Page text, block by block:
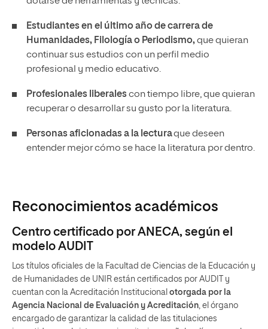
Estudiantes en el último año de carrera de
Humanidades, Filología o Periodismo,que quieran
continuar sus estudios con un perfil medio
profesional y medio educativo.
Profesionales liberalescon tiempo libre, que quieran
recuperar o desarrollar su gusto por la literatura.
Personas aficionadas a la lecturaque deseen
entender mejor cómo se hace la literatura por dentro.
Reconocimientos académicos
Centro certificado por ANECA, según el
modelo AUDIT
Los títulos oficiales de la Facultad de Ciencias de la Educación y
de Humanidades de UNIR están certificados por AUDIT y
cuentan con la Acreditación Institucional otorgada por la
Agencia Nacional de Evaluación y Acreditación, el órgano
encargado de garantizar la calidad de las titulaciones